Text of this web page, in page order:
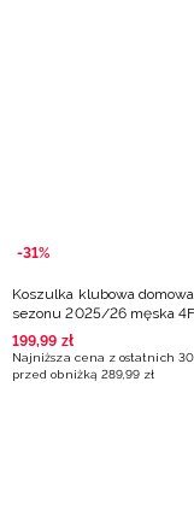
-31%
Koszulka klubowa
sezonu 2025/26 męska
Korona Kielce - multikolor
199,99 zł
Najniższa cena z ostatnich
przed obniżką 289,99 zł